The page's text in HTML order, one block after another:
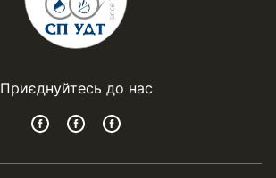
Приєднуйтесь до нас